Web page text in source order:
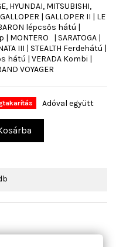
HYUNDAI, MITSUBISHI,
| GALLOPER II | LE
lépcsős hátú |
| MONTERO | SARATOGA |
III | STEALTH Ferdehátú |
hátú | VERADA Kombi |
VOYAGER
Adóval együtt